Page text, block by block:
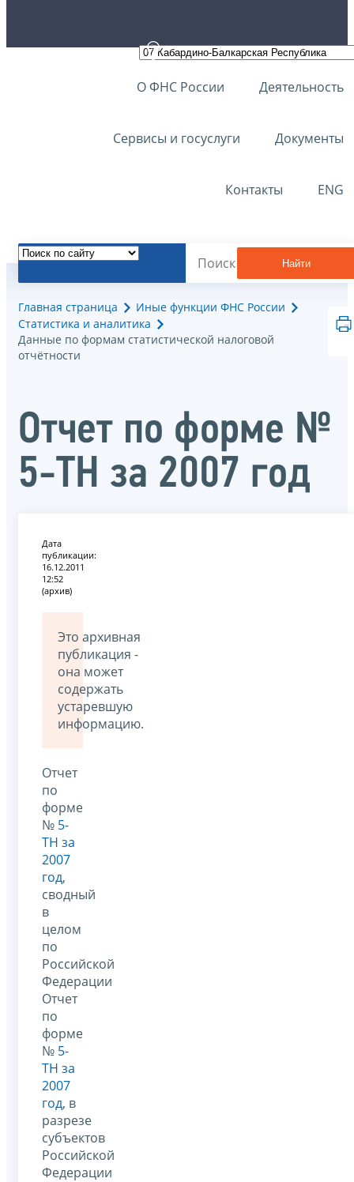
О ФНС России Деятельность
Сервисы и госуслуги Документы
Контакты ENG
Найти
Главная страница
Иные функции ФНС России
Статистика и аналитика
Данные по формам статистической налоговой
отчётности
Отчет по форме №
5-ТН за 2007 год
Дата
публикации:
16.12.2011
12:52
(архив)
Это архивная
публикация -
она может
содержать
устаревшую
информацию.
Отчет
по
форме
№ 5-
ТН за
2007
год,
сводный
в
целом
по
Российской
Федерации
Отчет
по
форме
№ 5-
ТН за
2007
год, в
разрезе
субъектов
Российской
Федерации